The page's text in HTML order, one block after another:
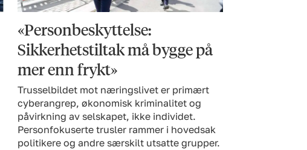
«Personbeskyttelse:
Sikkerhetstiltak må bygge på
mer enn frykt»
Trusselbildet mot næringslivet er primært
cyberangrep, økonomisk kriminalitet og
påvirkning av selskapet, ikke individet.
Personfokuserte trusler rammer i hovedsak
politikere og andre særskilt utsatte grupper.